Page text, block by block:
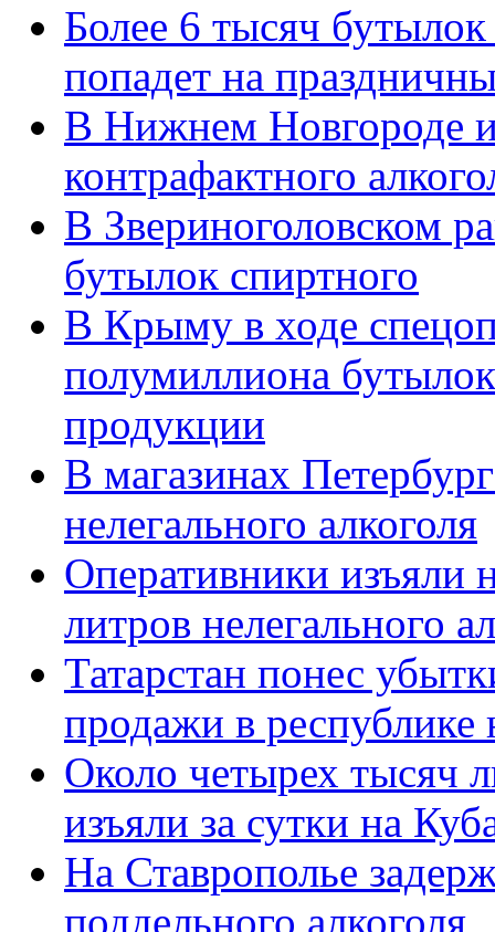
Более 6 тысяч бутылок
попадет на
В Нижнем Новгороде
контрафактного
В Звериноголовском
бутылок спиртного
В Крыму в ходе
полумиллиона
продукции
В магазинах
нелегального алкоголя
Оперативники изъяли
литров нелегального
Татарстан понес
продажи в республике
Около четырех тысяч
изъяли за сутки на
На Ставрополье
поддельного алкоголя